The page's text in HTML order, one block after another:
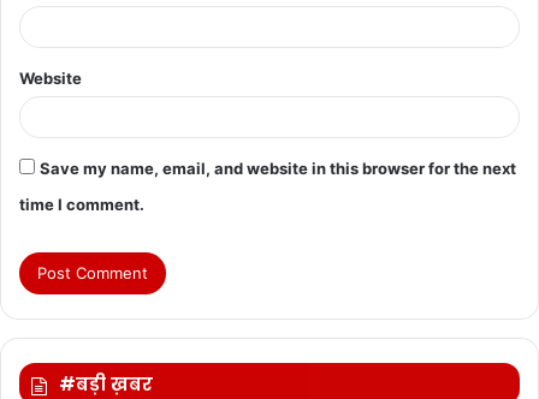
Website
Save my name, email, and website in this browser for the next
time I comment.
#बड़ी ख़बर